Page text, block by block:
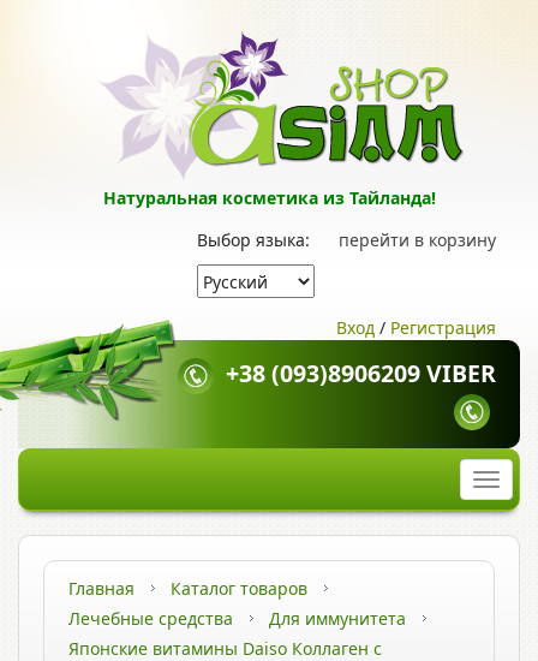
Натуральная косметика из Тайланда!
перейти в корзину
Выбор языка:
Вход / Регистрация
+38 (093)8906209 VIBER
Главная
Каталог товаров
Лечебные средства
Для иммунитета
Японские витамины Daiso Коллаген c